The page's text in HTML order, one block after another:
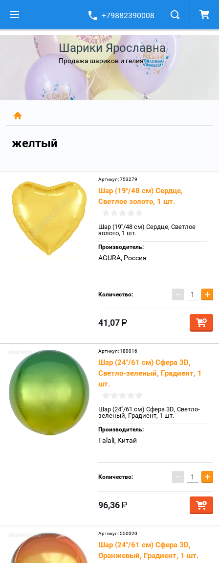
+79882390008
Шарики Ярославна
Продажа шариков и гелия
желтый
Артикул:753279
Шар (19''/48 см) Сердце,
Светлое золото, 1 шт.
Шар (19''/48 см) Сердце, Светлое
золото, 1 шт.
Производитель:
AGURA, Россия
Количество: − +
41,07
Артикул:180016
Шар (24''/61 см) Сфера 3D,
Светло-зеленый, Градиент, 1
шт.
Шар (24''/61 см) Сфера 3D, Светло-
зеленый, Градиент, 1 шт.
Производитель:
Falali, Китай
Количество: − +
96,36
Артикул:550020
Шар (24''/61 см) Сфера 3D,
Оранжевый, Градиент, 1 шт.